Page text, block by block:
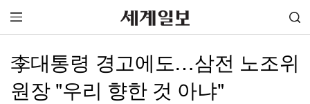
李대통령 경고에도…삼전 노조위
원장 "우리 향한 것 아냐"